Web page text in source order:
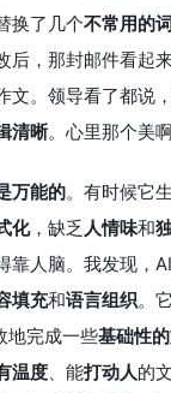
换了几个不常用的
后，那封邮件看起
文。领导看了都说
清晰。心里那个美
万能的。有时候它
化，缺乏 人情味和
靠人脑。我发现，
填充和语言组织。
地完成一些基础性
温度 、能打动人的